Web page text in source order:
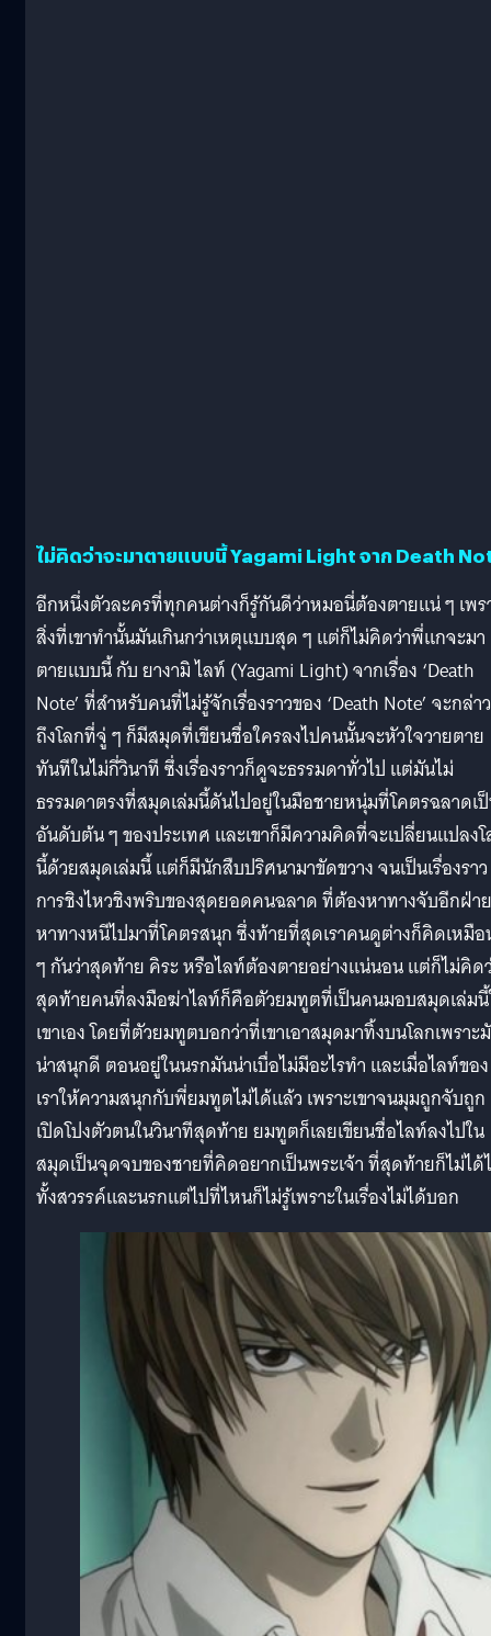
ไม่คิดว่าจะมาตายแบบนี้ Yagami Light จาก Death
อีกหนึ่งตัวละครที่ทุกคนต่างก็รู้กันดีว่าหมอนี่ต้องตายแน่ ๆ เพร
สิ่งที่เขาทำนั้นมันเกินกว่าเหตุแบบสุด ๆ แต่ก็ไม่คิดว่าพี่แกจะมา
ตายแบบนี้ กับ ยางามิ ไลท์ (Yagami Light) จากเรื่อง ‘Death
Note’ ที่สำหรับคนที่ไม่รู้จักเรื่องราวของ ‘Death Note’ จะกล่าว
ถึงโลกที่จู่ ๆ ก็มีสมุดที่เขียนชื่อใครลงไปคนนั้นจะหัวใจวายตาย
ทันทีในไม่กี่วินาที ซึ่งเรื่องราวก็ดูจะธรรมดาทั่วไป แต่มันไม่
ธรรมดาตรงที่สมุดเล่มนี้ดันไปอยู่ในมือชายหนุ่มที่โคตรฉลาดเ
อันดับต้น ๆ ของประเทศ และเขาก็มีความคิดที่จะเปลี่ยนแปลง
นี้ด้วยสมุดเล่มนี้ แต่ก็มีนักสืบปริศนามาขัดขวาง จนเป็นเรื่องราว
การชิงไหวชิงพริบของสุดยอดคนฉลาด ที่ต้องหาทางจับอีกฝ่า
หาทางหนีไปมาที่โคตรสนุก ซึ่งท้ายที่สุดเราคนดูต่างก็คิดเหมื
ๆ กันว่าสุดท้าย คิระ หรือไลท์ต้องตายอย่างแน่นอน แต่ก็ไม่คิด
สุดท้ายคนที่ลงมือฆ่าไลท์ก็คือตัวยมทูตที่เป็นคนมอบสมุดเล่ม
เขาเอง โดยที่ตัวยมทูตบอกว่าที่เขาเอาสมุดมาทิ้งบนโลกเพราะ
น่าสนุกดี ตอนอยู่ในนรกมันน่าเบื่อไม่มีอะไรทำ และเมื่อไลท์ของ
เราให้ความสนุกกับพี่ยมทูตไม่ได้แล้ว เพราะเขาจนมุมถูกจับถูก
เปิดโปงตัวตนในวินาทีสุดท้าย ยมทูตก็เลยเขียนชื่อไลท์ลงไปใน
สมุดเป็นจุดจบของชายที่คิดอยากเป็นพระเจ้า ที่สุดท้ายก็ไม่ได้
ทั้งสวรรค์และนรกแต่ไปที่ไหนก็ไม่รู้เพราะในเรื่องไม่ได้บอก